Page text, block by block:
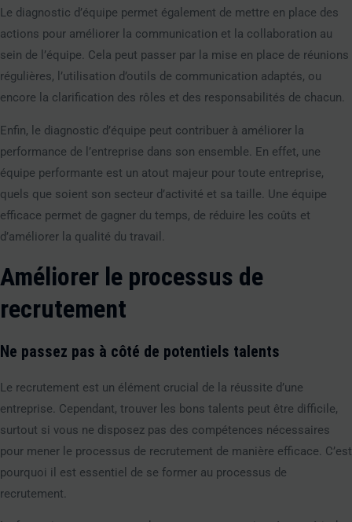
Le diagnostic d’équipe permet également de mettre en place des
actions pour améliorer la communication et la collaboration au
sein de l’équipe. Cela peut passer par la mise en place de réunions
régulières, l’utilisation d’outils de communication adaptés, ou
encore la clarification des rôles et des responsabilités de chacun.
Enfin, le diagnostic d’équipe peut contribuer à améliorer la
performance de l’entreprise dans son ensemble. En effet, une
équipe performante est un atout majeur pour toute entreprise,
quels que soient son secteur d’activité et sa taille. Une équipe
efficace permet de gagner du temps, de réduire les coûts et
d’améliorer la qualité du travail.
Améliorer le processus de
recrutement
Ne passez pas à côté de potentiels talents
Le recrutement est un élément crucial de la réussite d’une
entreprise. Cependant, trouver les bons talents peut être difficile,
surtout si vous ne disposez pas des compétences nécessaires
pour mener le processus de recrutement de manière efficace. C’est
pourquoi il est essentiel de se former au processus de
recrutement.